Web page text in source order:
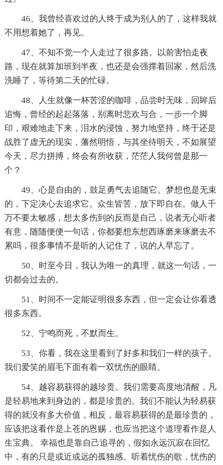
46、我曾经喜欢过的人终于成为别人的了，这样我就
不用想着她了，再见。
47、不知不觉一个人走过了很多路。以前害怕走夜
路，现在就算加班到半夜，也还是会强撑着回家，然后洗
洗睡了，等待第二天的忙碌。
48、人生就像一杯苦涩的咖啡，品尝时无味，回眸后
追悔，曾经的起起落落，别离时悲欢与合，一步一个脚
印，艰难地走下来，泪水的浸蚀，努力地坚持，终于还是
战胜了虚无的现实，藩然明悟，与其坐待明天，不如展望
今天，尽力拼搏，终会有所收获，茫茫人我何曾是那一
个？
49、心是自由的，鼓足勇气去追随它。梦想也是无束
的，下定决心去追求它。众生皆苦，放下即自在。做人千
万不要太敏感，想太多伤到的反而是自己，说者无心听者
有意，随随便便一句话，你都要想东想西琢磨来琢磨去不
累吗，很多事情不是听的人记住了，说的人早忘了。
50、时至今日，我认为唯一的真理，就这一句话，一
切都会过去的。
51、时间不一定能证明很多东西，但一定会让你看透
很多东西。
52、宁鸣而死，不默而生。
53、你看，我在这里看到了好多和我们一样的孩子。
我们爱笑的眉毛下面有着一双忧伤的眼睛。
54、越容易获得的越珍贵。我们需要高度地清醒，凡
是轻易地来到身边的，都是珍贵的。我们不能认为轻易获
得的就没有多大价值，相反，最容易获得的是最珍贵的，
应该把这看作是上苍的恩赐，也应当把这个道理看作是人
生宝典。 幸福也是靠自己追寻的，假如永远沉寂在回忆
中，有的只是或近或远的孤独感。听着忧伤的歌，忧伤的